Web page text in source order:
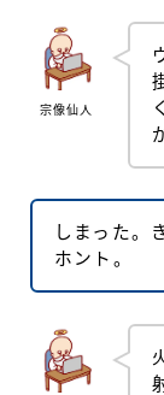
宗像仙人
しまった。
ホント。